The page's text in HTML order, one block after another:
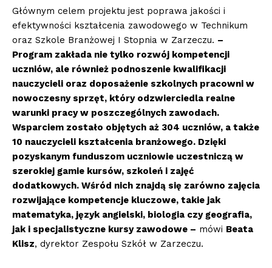
Głównym celem projektu jest poprawa jakości i
efektywności kształcenia zawodowego w Technikum
oraz Szkole Branżowej I Stopnia w Zarzeczu. –
Program zakłada nie tylko rozwój kompetencji
uczniów, ale również podnoszenie kwalifikacji
nauczycieli oraz doposażenie szkolnych pracowni w
nowoczesny sprzęt, który odzwierciedla realne
warunki pracy w poszczególnych zawodach.
Wsparciem zostało objętych aż 304 uczniów, a także
10 nauczycieli kształcenia branżowego. Dzięki
pozyskanym funduszom uczniowie uczestniczą w
szerokiej gamie kursów, szkoleń i zajęć
dodatkowych. Wśród nich znajdą się zarówno zajęcia
rozwijające kompetencje kluczowe, takie jak
matematyka, język angielski, biologia czy geografia,
jak i specjalistyczne kursy zawodowe – mówi Beata
Klisz, dyrektor Zespołu Szkół w Zarzeczu.